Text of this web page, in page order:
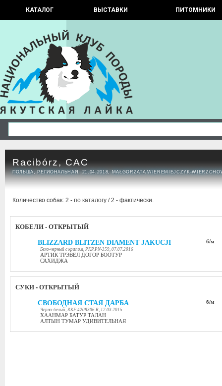
КАТАЛОГ ВЫСТАВКИ ПИТОМНИКИ
Racibórz, CAC
ПОЛЬША, РЕГИОНАЛЬНАЯ, 21.04.2018, MAŁGORZATA WIEREMIEJCZYK-
Количество собак: 2 - по каталогу / 2 - фактически.
КОБЕЛИ - ОТКРЫТЫЙ
BLIZZARD BLITZEN DIAMENT JAKUCJI
Бело-черный с крапом, PKP.PN-359, 07.07.2016
АРТИК ТРЭВЕЛ ДОГОР БООТУР
САХИДЖА
б/м
СУКИ - ОТКРЫТЫЙ
СВОБОДНАЯ СТАЯ ДАРБА
Черно-белый, RKF 4208306 R, 12.03.2015
ХААНМАР БАТУР ТАЛАН
АЛТЫН ТУМАР УДИВИТЕЛЬНАЯ
б/м